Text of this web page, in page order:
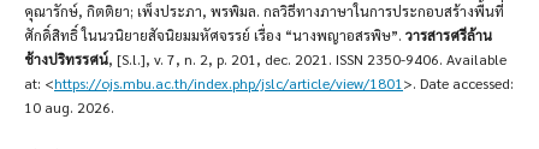
คุณารักษ์, กิตติยา; เพ็งประภา, พรพิมล. กลวิธีทางภาษาในการประกอบสร้างพื้นที่
ศักดิ์สิทธิ์ ในนวนิยายสัจนิยมมหัศจรรย์ เรื่อง “นางพญาอสรพิษ”. วารสารศรีล้าน
ช้างปริทรรศน์, [S.l.], v. 7, n. 2, p. 201, dec. 2021. ISSN 2350-9406. Available
at: <https://ojs.mbu.ac.th/index.php/jslc/article/view/1801>. Date accessed:
10 aug. 2026.